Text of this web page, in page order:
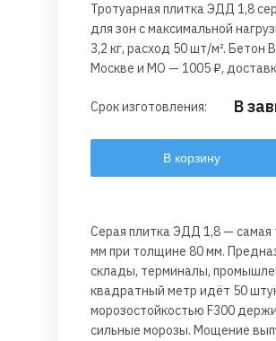
Тротуарная плитка ЭДД 1,8
для зон с максимальной
3,2 кг, расход 50 шт/м².
Москве и МО — 1005 ₽,
Срок изготовления: В
В корзину
Серая плитка ЭДД 1,8 —
мм при толщине 80 мм.
склады, терминалы,
квадратный метр идёт 50
морозостойкостью F300
сильные морозы. Мощение